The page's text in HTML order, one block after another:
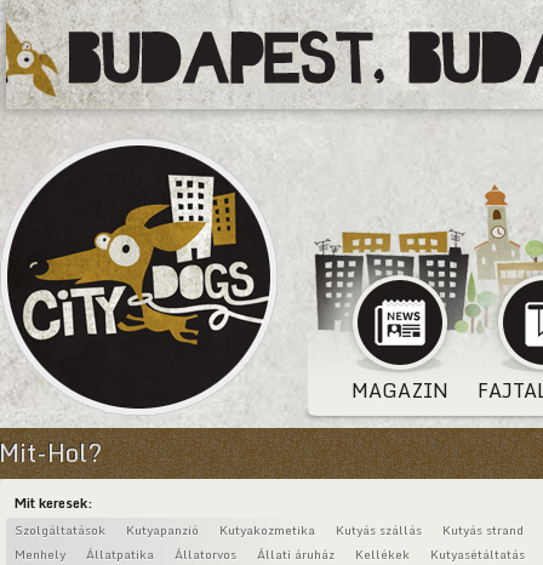
MAGAZIN
Mit-Hol?
Mit keresek:
Szolgáltatások Kutyapanzió Kutyakozmetika Kutyás szállás
Kutyás strand
Menhely
Állatpatika Állatorvos Állati áruház Kellékek Kutyasétáltatás